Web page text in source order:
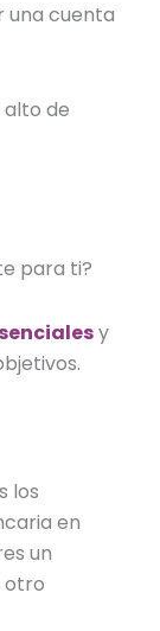
una cuenta
de
para ti?
y
los
en
un
otro